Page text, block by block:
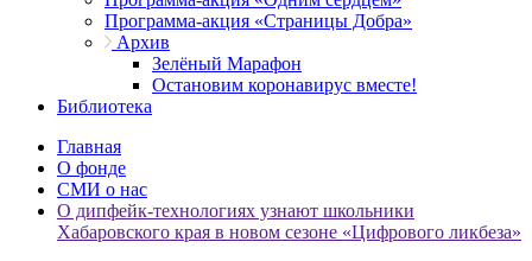
Программа-акция «Страницы Добра»
Архив
Зелёный Марафон
Остановим коронавирус вместе!
Библиотека
Главная
О фонде
СМИ о нас
О дипфейк-технологиях узнают школьники
Хабаровского края в новом сезоне «Цифрового ликбеза»